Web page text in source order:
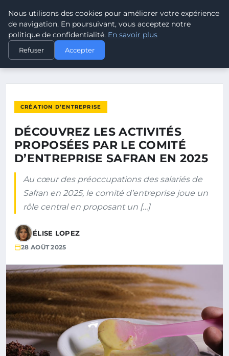
POUVOIR OUVRIER
ACCUEIL
DÉCOUVREZ LES ACTIVITÉS PROPOSÉES PAR LE COMITÉ…
CRÉATION D’ENTREPRISE
DÉCOUVREZ LES ACTIVITÉS
PROPOSÉES PAR LE COMITÉ
D’ENTREPRISE SAFRAN EN 2025
Au cœur des préoccupations des salariés de
Safran en 2025, le comité d’entreprise joue un
rôle central en proposant un […]
ÉLISE LOPEZ
28 AOÛT 2025
Nous utilisons des cookies pour améliorer votre expérience
de navigation. En poursuivant, vous acceptez notre
politique de confidentialité. En savoir plus
Refuser Accepter